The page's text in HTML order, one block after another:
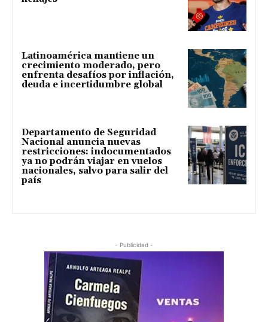
Latinoamérica mantiene un
crecimiento moderado, pero
enfrenta desafíos por inflación,
deuda e incertidumbre global
Departamento de Seguridad
Nacional anuncia nuevas
restricciones: indocumentados
ya no podrán viajar en vuelos
nacionales, salvo para salir del
país
- Publicidad -